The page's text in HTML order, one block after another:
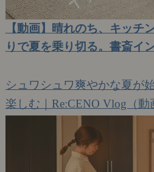
【動画】晴れのち、キッ
りで夏を乗り切る。書斎イ
シュワシュワ爽やかな夏が
楽しむ｜Re:CENO Vlog（動